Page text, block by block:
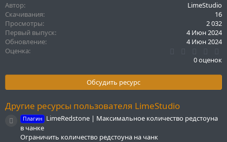
Автор
LimeStudio
Скачивания
16
Просмотры
2 032
Первый выпуск
4 Июн 2024
Обновление
4 Июн 2024
Оценка
0
0
в
0 оценок
Обсудить ресурс
Другие ресурсы пользователя LimeStudio
Иконка ресурса
Плагин
LimeRedstone | Максимальное количество редстоуна
в чанке
Ограничить количество редстоуна на чанк